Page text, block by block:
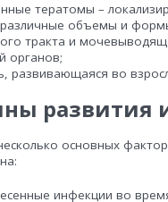
тератомы –
объемы и
тракта и
органов;
развивающаяся во
развития
основных
инфекции во